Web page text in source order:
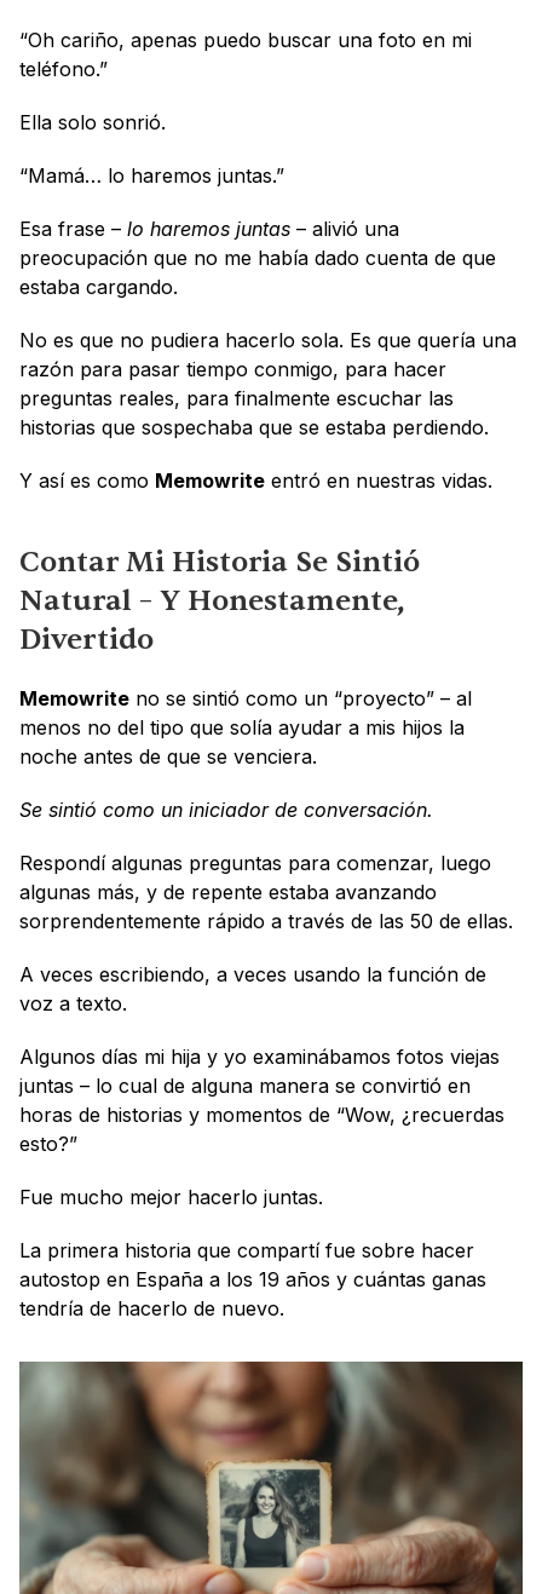
“Oh cariño, apenas puedo buscar una foto en mi
teléfono.”
Ella solo sonrió.
“Mamá… lo haremos juntas.”
Esa frase – lo haremos juntas – alivió una
preocupación que no me había dado cuenta de que
estaba cargando.
No es que no pudiera hacerlo sola. Es que quería una
razón para pasar tiempo conmigo, para hacer
preguntas reales, para finalmente escuchar las
historias que sospechaba que se estaba perdiendo.
Y así es como Memowrite entró en nuestras vidas.
Contar Mi Historia Se Sintió
Natural – Y Honestamente,
Divertido
Memowrite no se sintió como un “proyecto” – al
menos no del tipo que solía ayudar a mis hijos la
noche antes de que se venciera.
Se sintió como un iniciador de conversación.
Respondí algunas preguntas para comenzar, luego
algunas más, y de repente estaba avanzando
sorprendentemente rápido a través de las 50 de ellas.
A veces escribiendo, a veces usando la función de
voz a texto.
Algunos días mi hija y yo examinábamos fotos viejas
juntas – lo cual de alguna manera se convirtió en
horas de historias y momentos de “Wow, ¿recuerdas
esto?”
Fue mucho mejor hacerlo juntas.
La primera historia que compartí fue sobre hacer
autostop en España a los 19 años y cuántas ganas
tendría de hacerlo de nuevo.